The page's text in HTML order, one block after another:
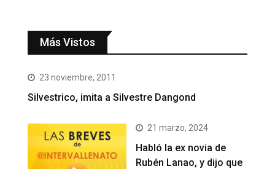
Más Vistos
23 noviembre, 2011
Silvestrico, imita a Silvestre Dangond
21 marzo, 2024
Habló la ex novia de
Rubén Lanao, y dijo que